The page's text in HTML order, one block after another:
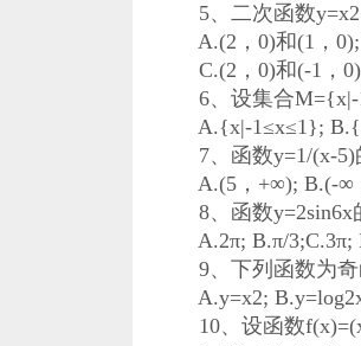
5、二次函数
A.(2，0)和(1，0);
C.(2，0)和(-1，0);
6、设集合M={x|-
A.{x|-1≤x≤1};
7、函数y=1/(x-5)
A.(5，+∞); B.(-∞
8、函数y=2sin6x
A.2π; B.π/3;C.3π;
9、下列函数为奇
A.y=x2;
10、设函数